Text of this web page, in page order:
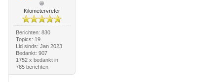
Kilometervreter
Berichten: 830
Topics: 19
Lid sinds: Jan 2023
Bedankt: 907
1752 x bedankt in
785 berichten